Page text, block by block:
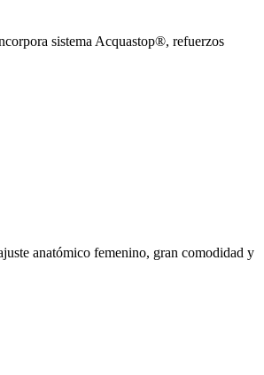
sistema Acquastop®, refuerzos
anatómico femenino, gran comodidad y